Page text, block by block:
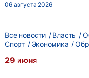
06 августа 2026
Все новости Власть
Спорт
Экономика
29 июня